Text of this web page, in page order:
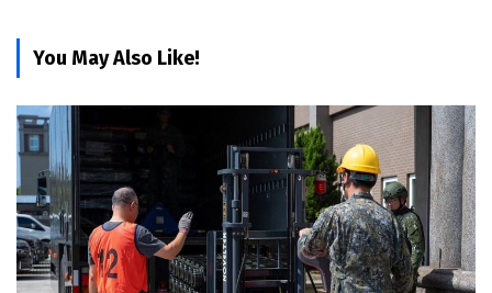
You May Also Like!